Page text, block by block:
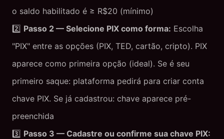
o saldo habilitado é ≥ R$20 (mínimo)
2️⃣ Passo 2 — Selecione PIX como forma: Escolha
"PIX" entre as opções (PIX, TED, cartão, cripto). PIX
aparece como primeira opção (ideal). Se é seu
primeiro saque: plataforma pedirá para criar conta
chave PIX. Se já cadastrou: chave aparece pré-
preenchida
3️⃣ Passo 3 — Cadastre ou confirme sua chave PIX: